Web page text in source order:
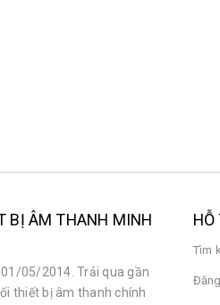
BỊ ÂM THANH MINH
05/2014. Trải qua gần
thiết bị âm thanh chính
HỖ
Tìm